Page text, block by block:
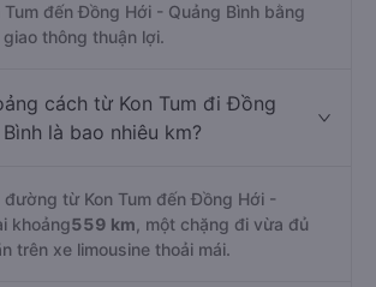
Tum đến Đồng Hới - Quảng Bình bằng
giao thông thuận lợi.
cách từ Kon Tum đi Đồng
là bao nhiêu km?
đường từ Kon Tum đến Đồng Hới -
khoảng559 km , một chặng đi vừa đủ
trên xe limousine thoải mái.